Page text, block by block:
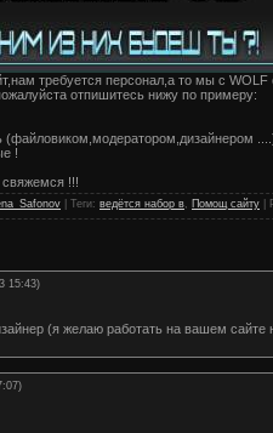
требуется персонал,а то мы с
отпишитесь нижу по примеру:
(файловиком,модератором,дизайнером
!
!!!
Теги: ведётся набор в Помощ сайту
15:43)
(я желаю работать на вашем сайте